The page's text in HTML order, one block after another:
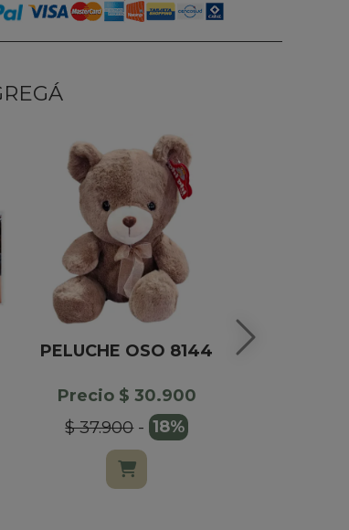
PELUCHE OSO 8144
Precio $ 30.900
$ 37.900-18%